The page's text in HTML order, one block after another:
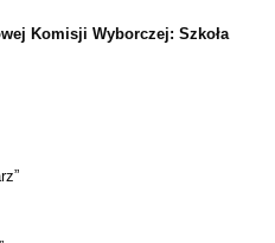
Komisji Wyborczej: Szkoła